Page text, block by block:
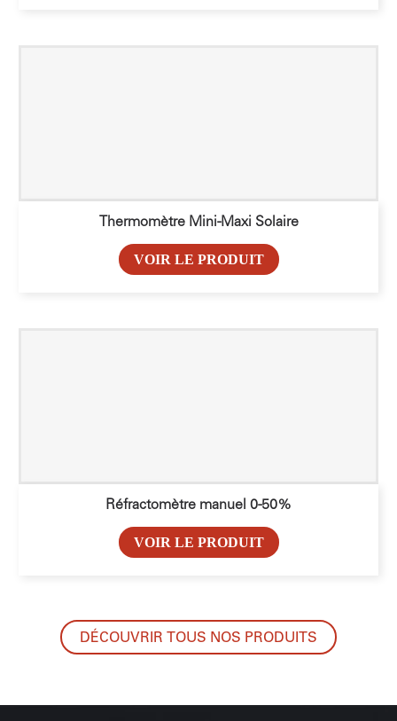
Thermomètre Mini-Maxi Solaire
VOIR LE PRODUIT
Réfractomètre manuel 0-50%
VOIR LE PRODUIT
DÉCOUVRIR TOUS NOS PRODUITS